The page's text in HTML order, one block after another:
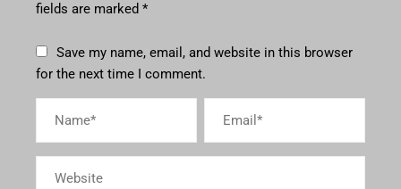
fields are marked *
Save my name, email, and website in this browser
for the next time I comment.